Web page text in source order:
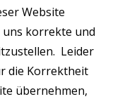
Website
korrekte und
Leider
die Korrektheit
übernehmen,